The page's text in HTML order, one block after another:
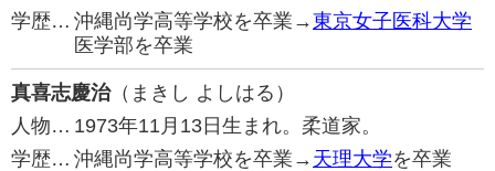
学歴… 沖縄尚学高等学校を卒業→東京女子医科大学
医学部を卒業
真喜志慶治（まきし よしはる）
人物… 1973年11月13日生まれ。柔道家。
学歴… 沖縄尚学高等学校を卒業→ 天理大学を卒業